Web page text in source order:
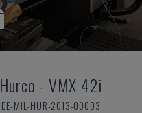
Hurco - VMX 42i
DE-MIL-HUR-2013-00003